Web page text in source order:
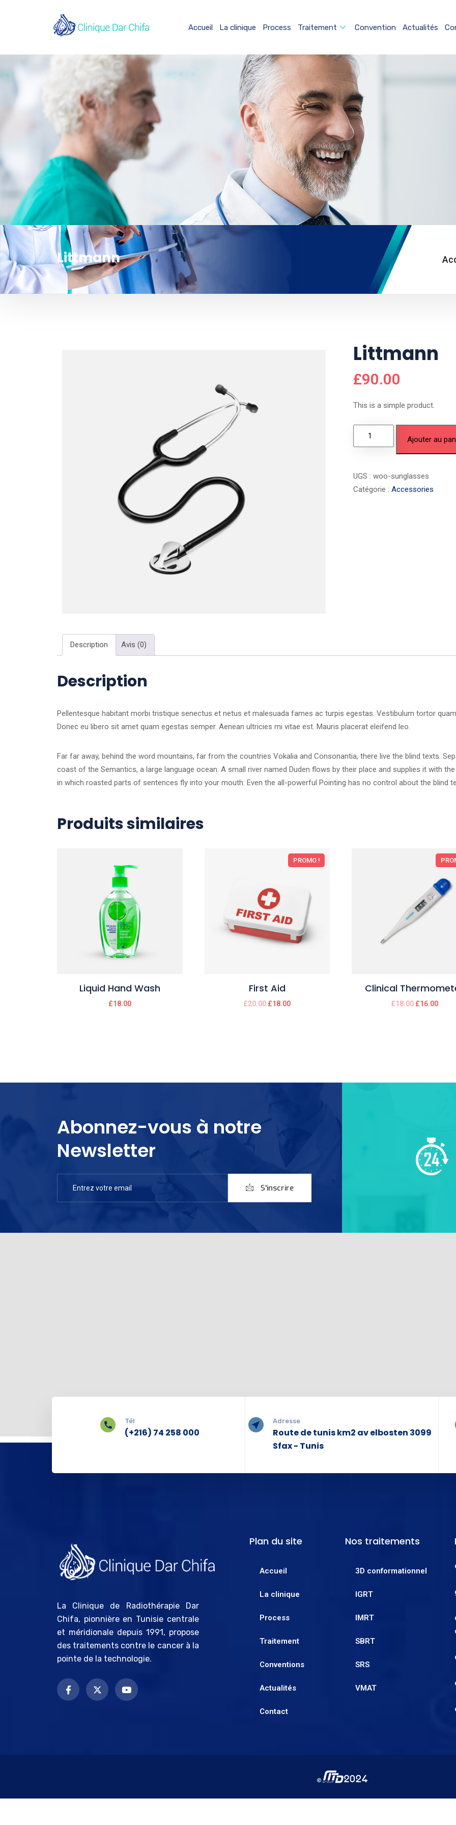
Accueil La clinique Process Traitement Convention Actualités
Littmann
Littmann
£90.00
This is a simple product.
Ajouter au
UGS :woo-sunglasses
Catégorie :Accessories
Description Avis (0)
Description
Pellentesque habitant morbi tristique senectus et netus et malesuada fames ac turpis egestas. Vestibulum tortor
Donec eu libero sit amet quam egestas semper. Aenean ultricies mi vitae est. Mauris placerat eleifend leo.
Far far away, behind the word mountains, far from the countries Vokalia and Consonantia, there live the blind texts.
coast of the Semantics, a large language ocean. A small river named Duden flows by their place and supplies it with
in which roasted parts of sentences fly into your mouth. Even the all-powerful Pointing has no control about the blind
Produits similaires
Liquid Hand Wash
£18.00
PROMO !
First Aid
£20.00 £18.00
Clinical
£18.00 £16.00
Abonnez-vous à notre
Newsletter
S'inscrire
Tél
(+216) 74 258 000
Adresse
Route de tunis km2 av elbosten 3099
Sfax - Tunis
La Clinique de Radiothérapie Dar
Chifa, pionnière en Tunisie centrale
et méridionale depuis 1991, propose
des traitements contre le cancer à la
pointe de la technologie.
Plan du site
Accueil
La clinique
Process
Traitement
Conventions
Actualités
Contact
Nos traitements
3D conformationnel
IGRT
IMRT
SBRT
SRS
VMAT